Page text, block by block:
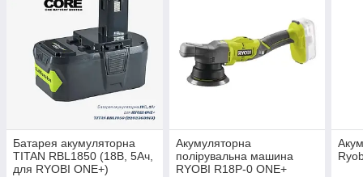
Батарея акумуляторна
TITAN RBL1850 (18В, 5Ач,
для RYOBI ONE+)
Акумуляторна
полірувальна машина
RYOBI R18P-0 ONE+